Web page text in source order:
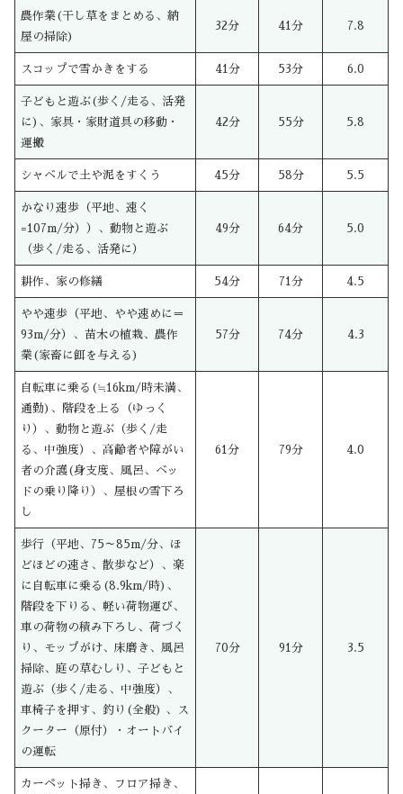
農作業(干し草をまとめる、納
屋の掃除)
32分 41分 7.8
スコップで雪かきをする 41分 53分 6.0
子どもと遊ぶ(歩く/走る、活発
に)、家具・家財道具の移動・
運搬
42分 55分 5.8
シャベルで土や泥をすくう 45分 58分 5.5
かなり速歩（平地、速く
=107m/分））、動物と遊ぶ
（歩く/走る、活発に）
49分 64分 5.0
耕作、家の修繕 54分 71分 4.5
やや速歩（平地、やや速めに＝
93m/分）、苗木の植栽、農作
業(家畜に餌を与える)
57分 74分 4.3
自転車に乗る(≒16km/時未満、
通勤)、階段を上る（ゆっく
り）、動物と遊ぶ（歩く/走
る、中強度）、高齢者や障がい
者の介護(身支度、風呂、ベッ
ドの乗り降り）、屋根の雪下ろ
し
61分 79分 4.0
歩行（平地、75～85m/分、ほ
どほどの速さ、散歩など）、楽
に自転車に乗る(8.9km/時)、
階段を下りる、軽い荷物運び、
車の荷物の積み下ろし、荷づく
り、モップがけ、床磨き、風呂
掃除、庭の草むしり、子どもと
遊ぶ（歩く/走る、中強度）、
車椅子を押す、釣り(全般) 、ス
クーター（原付）・オートバイ
の運転
70分 91分 3.5
カーペット掃き、フロア掃き、